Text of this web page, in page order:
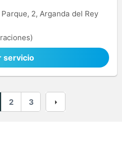
2, Arganda del Rey
servicio
2 3